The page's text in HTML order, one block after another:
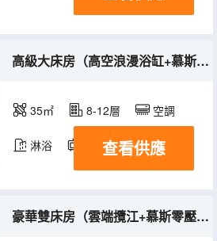
高級大床房（高空浪漫浴缸+慕斯零壓床墊+全屋智能）
35㎡ 8-12層 空調
淋浴 電視機
查看供應
豪華雙床房（雲端攬江+慕斯零壓床墊+全屋智能）